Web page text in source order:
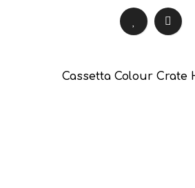
Cassetta Colour Crate